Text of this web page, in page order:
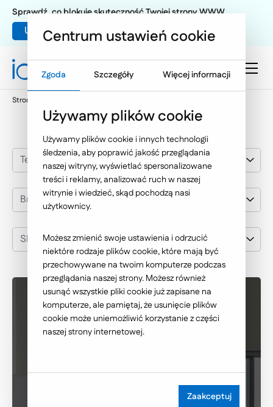
Umów warsztat UX
Sprawdź, co blokuje skuteczność Twojej strony WWW
Strona główna
Technologie Internetowe
Branża
SEKA
Centrum ustawień cookie
Zgoda Szczegóły Więcej informacji
Używamy plików cookie
Używamy plików cookie i innych technologii
śledzenia, aby poprawić jakość przeglądania
naszej witryny, wyświetlać spersonalizowane
treści i reklamy, analizować ruch w naszej
witrynie i wiedzieć, skąd pochodzą nasi
użytkownicy.
Możesz zmienić swoje ustawienia i odrzucić
niektóre rodzaje plików cookie, które mają być
przechowywane na twoim komputerze podczas
przeglądania naszej strony. Możesz również
usunąć wszystkie pliki cookie już zapisane na
komputerze, ale pamiętaj, że usunięcie plików
cookie może uniemożliwić korzystanie z części
naszej strony internetowej.
Zaakceptuj